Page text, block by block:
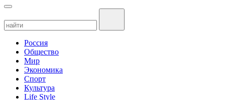
Россия
Общество
Мир
Экономика
Спорт
Культура
Life Style